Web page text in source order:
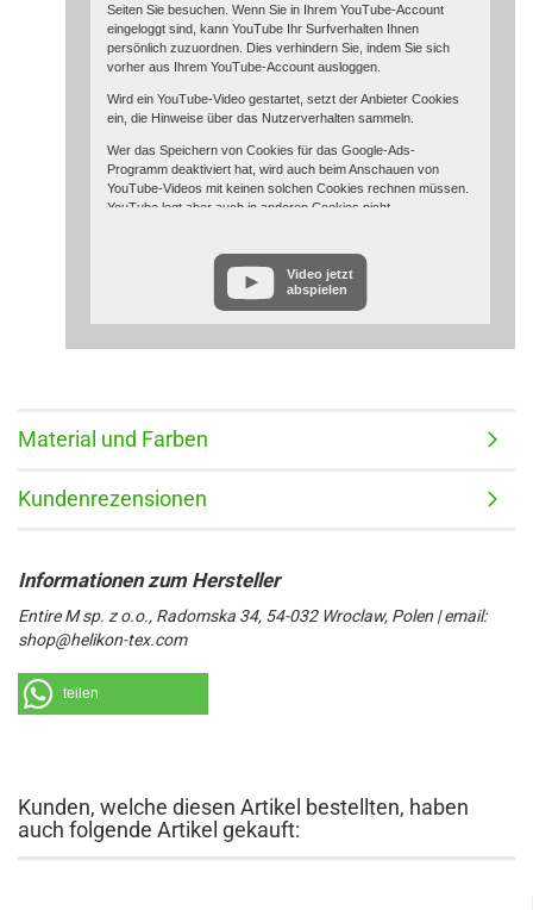
Seiten Sie besuchen. Wenn Sie in Ihrem YouTube-Account
eingeloggt sind, kann YouTube Ihr Surfverhalten Ihnen
persönlich zuzuordnen. Dies verhindern Sie, indem Sie sich
vorher aus Ihrem YouTube-Account ausloggen.
Wird ein YouTube-Video gestartet, setzt der Anbieter Cookies
ein, die Hinweise über das Nutzerverhalten sammeln.
Wer das Speichern von Cookies für das Google-Ads-
Programm deaktiviert hat, wird auch beim Anschauen von
YouTube-Videos mit keinen solchen Cookies rechnen müssen.
YouTube legt aber auch in anderen Cookies nicht-
Browser blockieren.
Weitere Informationen zum Datenschutz bei „YouTube“ finden
Video jetzt
abspielen
Material und Farben
Kundenrezensionen
Entire M sp. z o.o., Radomska 34, 54-032 Wroclaw, Polen | email:
shop@helikon-tex.com
teilen
Kunden, welche diesen Artikel bestellten, haben
auch folgende Artikel gekauft: